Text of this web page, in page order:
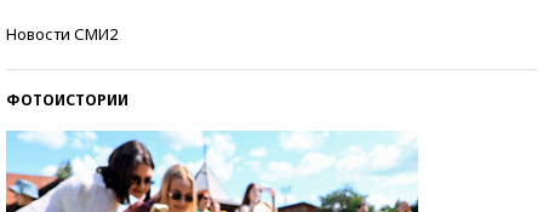
Новости СМИ2
ФОТОИСТОРИИ